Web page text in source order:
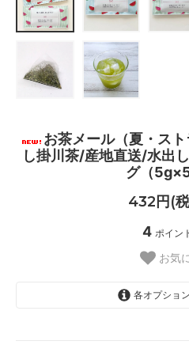
お茶メール（夏・ス
し掛川茶/産地直送/水出
グ（
432円(
4 ポイン
お気
各オプショ